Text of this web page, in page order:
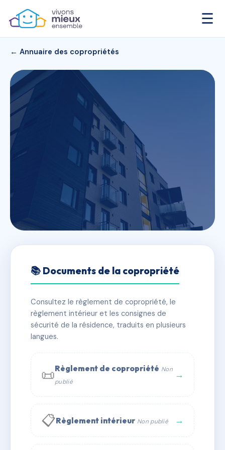
☰
← Annuaire des copropriétés
Les Ateliers Péri
✓ Immatriculée 🏠 7 lots 🏗 2 bâtiment(s)
📞 Contacter Syndic Digital
📚 Documents de la copropriété
Consultez le règlement de copropriété, le
règlement intérieur et les consignes de
sécurité de la résidence, traduits en plusieurs
langues.
📜Règlement de copropriété Non
publié
→
📋Règlement intérieur Non publié →